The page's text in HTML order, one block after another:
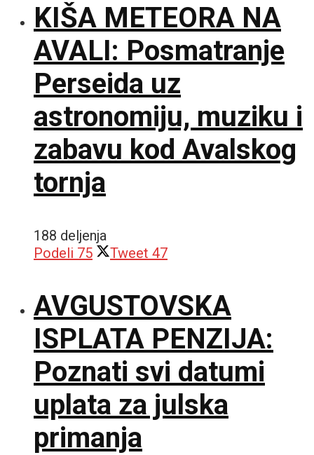
KIŠA METEORA NA
AVALI: Posmatranje
Perseida uz
astronomiju, muziku i
zabavu kod Avalskog
tornja
188 deljenja
Podeli 75 Tweet 47
AVGUSTOVSKA
ISPLATA PENZIJA:
Poznati svi datumi
uplata za julska
primanja